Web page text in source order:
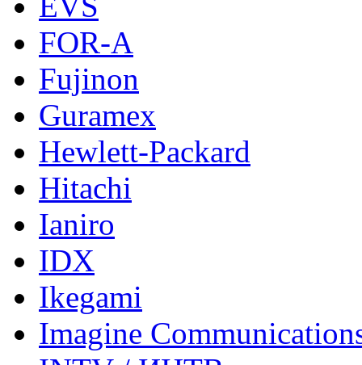
FOR-A
Fujinon
Guramex
Hewlett-Packard
Hitachi
Ianiro
IDX
Ikegami
Imagine